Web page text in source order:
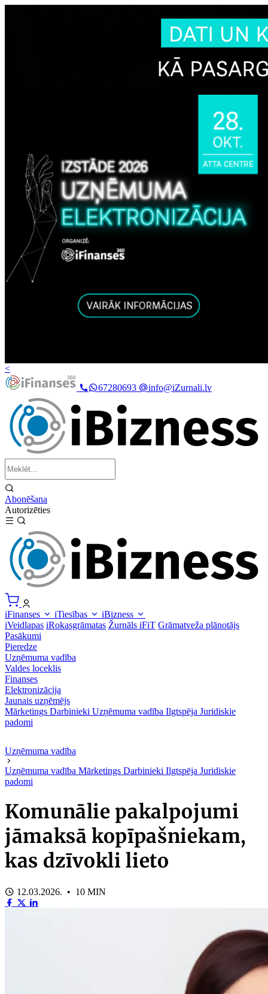
<
67280693
info@iZurnali.lv
Abonēšana
Autorizēties
iFinanses iTiesības
iBizness
iVeidlapas iRokasgrāmatas Žurnāls iFiT Grāmatveža plānotājs
Pasākumi
Pieredze
Uzņēmuma vadība
Valdes loceklis
Finanses
Elektronizācija
Jaunais uzņēmējs
Mārketings Darbinieki Uzņēmuma vadība Ilgtspēja Juridiskie
padomi
Uzņēmuma vadība
Uzņēmuma vadība Mārketings Darbinieki Ilgtspēja Juridiskie
padomi
Komunālie pakalpojumi
jāmaksā kopīpašniekam,
kas dzīvokli lieto
12.03.2026. • 10 MIN